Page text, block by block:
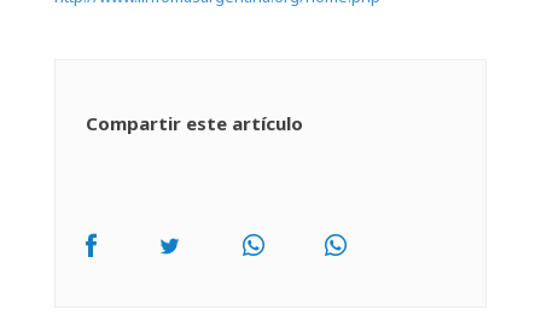
Compartir este artículo